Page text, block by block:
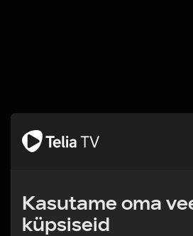
Kasutame oma
küpsiseid